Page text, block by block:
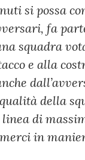
si possa
fa
squadra
e alla
della
di
in